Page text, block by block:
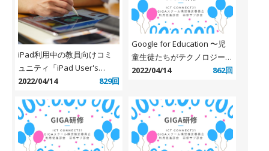
iPad利用中の教員向けコミ
ュニティ「iPad User's
Salon」開設
2022/04/14 829回
Google for Education 〜児
童生徒たちがテクノロジーを
安全に、かつ最大限に活用で
2022/04/14 862回